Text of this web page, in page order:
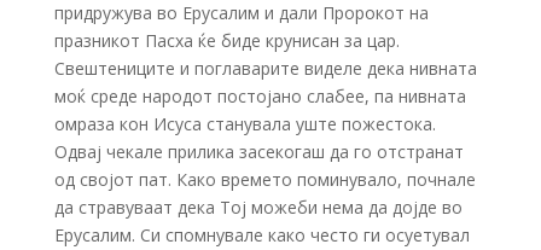
придружува во Ерусалим и дали Пророкот на
празникот Пасха ќе биде крунисан за цар.
Свештениците и поглаварите виделе дека нивната
моќ среде народот постојано слабее, па нивната
омраза кон Исуса станувала уште пожестока.
Одвај чекале прилика засекогаш да го отстранат
од својот пат. Како времето поминувало, почнале
да стравуваат дека Тој можеби нема да дојде во
Ерусалим. Си спомнувале како често ги осуетувал